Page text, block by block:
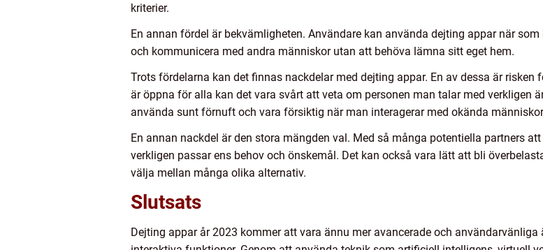
kriterier.
En annan fördel är bekvämligheten. Användare kan använda dejting appar när
och kommunicera med andra människor utan att behöva lämna sitt eget hem.
Trots fördelarna kan det finnas nackdelar med dejting appar. En av dessa är
är öppna för alla kan det vara svårt att veta om personen man talar med verkligen
använda sunt förnuft och vara försiktig när man interagerar med okända
En annan nackdel är den stora mängden val. Med så många potentiella partners
verkligen passar ens behov och önskemål. Det kan också vara lätt att bli
välja mellan många olika alternativ.
Slutsats
Dejting appar år 2023 kommer att vara ännu mer avancerade och